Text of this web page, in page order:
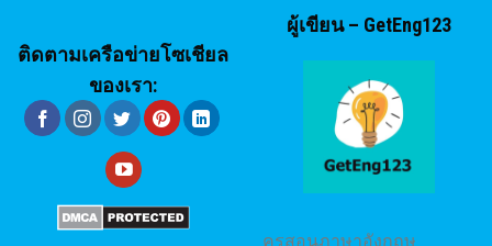
ติดตามเครือข่ายโซเชียล
ของเรา:
ผู้เขียน – GetEng123
ครูสอนภาษาอังกฤษ